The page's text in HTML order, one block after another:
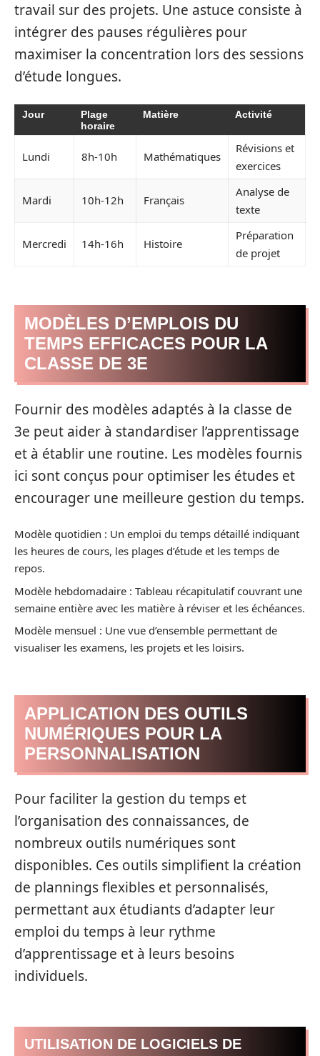
travail sur des projets. Une astuce consiste à
intégrer des pauses régulières pour
maximiser la concentration lors des sessions
d’étude longues.
Jour
Plage
horaire
Matière Activité
Lundi 8h-10h Mathématiques
Révisions et
exercices
Mardi 10h-12h Français
Analyse de
texte
Mercredi 14h-16h Histoire
Préparation
de projet
MODÈLES D’EMPLOIS DU
TEMPS EFFICACES POUR LA
CLASSE DE 3E
Fournir des modèles adaptés à la classe de
3e peut aider à standardiser l’apprentissage
et à établir une routine. Les modèles fournis
ici sont conçus pour optimiser les études et
encourager une meilleure gestion du temps.
Modèle quotidien : Un emploi du temps détaillé indiquant
les heures de cours, les plages d’étude et les temps de
repos.
Modèle hebdomadaire : Tableau récapitulatif couvrant une
semaine entière avec les matière à réviser et les échéances.
Modèle mensuel : Une vue d’ensemble permettant de
visualiser les examens, les projets et les loisirs.
APPLICATION DES OUTILS
NUMÉRIQUES POUR LA
PERSONNALISATION
Pour faciliter la gestion du temps et
l’organisation des connaissances, de
nombreux outils numériques sont
disponibles. Ces outils simplifient la création
de plannings flexibles et personnalisés,
permettant aux étudiants d’adapter leur
emploi du temps à leur rythme
d’apprentissage et à leurs besoins
individuels.
UTILISATION DE LOGICIELS DE